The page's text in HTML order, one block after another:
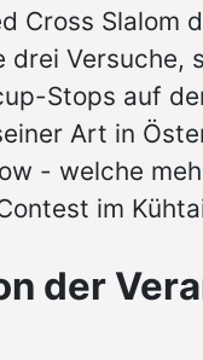
Cross Slalom
drei Versuche,
Stops auf
Art in
- welche
im
der